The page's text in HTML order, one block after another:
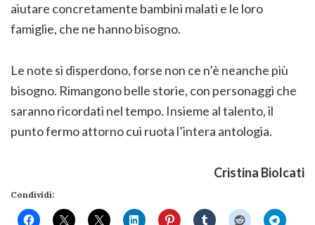
aiutare concretamente bambini malati e le loro
famiglie, che ne hanno bisogno.
Le note si disperdono, forse non ce n’è neanche più
bisogno. Rimangono belle storie, con personaggi che
saranno ricordati nel tempo. Insieme al talento, il
punto fermo attorno cui ruota l’intera antologia.
Cristina Biolcati
Condividi: